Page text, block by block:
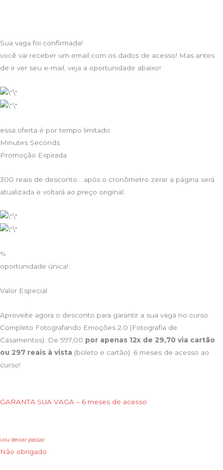
Sua vaga foi confirmada!
você vai receber um email com os dados de acesso! Mas antes
de ir ver seu e-mail, veja a oportunidade abaixo!
essa oferta é por tempo limitado
Minutes Seconds
Promoção Expirada
300 reais de desconto… após o cronômetro zerar a página será
atualizada e voltará ao preço original.
%
oportunidade única!
Valor Especial
Aproveite agora o desconto para garantir a sua vaga no curso
Completo Fotografando Emoções 2.0 (Fotografia de
Casamentos). De 597,00 por apenas 12x de 29,70 via cartão
ou 297 reais à vista (boleto e cartão). 6 meses de acesso ao
curso!
GARANTA SUA VAGA – 6 meses de acesso
vou deixar passar
Não obrigado